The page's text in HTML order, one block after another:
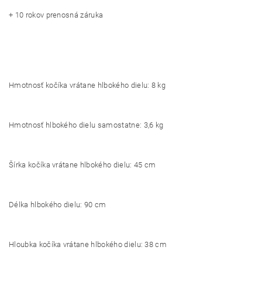
+ 10 rokov prenosná záruka
Hmotnosť kočíka vrátane hlbokého dielu: 8 kg
Hmotnosť hlbokého dielu samostatne: 3,6 kg
Šírka kočíka vrátane hlbokého dielu: 45 cm
Délka hlbokého dielu: 90 cm
Hloubka kočíka vrátane hlbokého dielu: 38 cm